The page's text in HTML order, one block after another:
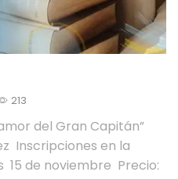
213
amor del Gran Capitán”
Inscripciones en la
15 de noviembre Precio: